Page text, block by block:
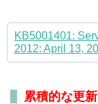
KB5001401:
2012: April 13,
累積的な更